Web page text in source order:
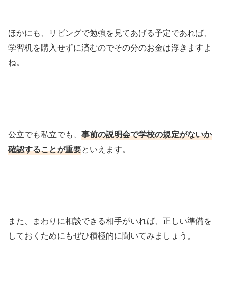
ほかにも、リビングで勉強を見てあげる予定であれば、
学習机を購入せずに済むのでその分のお金は浮きますよ
ね。
公立でも私立でも、事前の説明会で学校の規定がないか
確認することが重要といえます。
また、まわりに相談できる相手がいれば、正しい準備を
しておくためにもぜひ積極的に聞いてみましょう。